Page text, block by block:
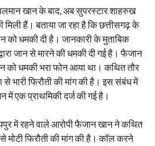
खान के बाद, अब सुपरस्टार शाहरुख
हैं। बताया जा रहा है कि छत्तीसगढ़ के
को धमकी दी है। जानकारी के मुताबिक
जान से मारने की धमकी दी गई है। फैजान
को धमकी भरा फोन आया था। कथित तौर
भारी फिरौती की मांग की है। इस संबंध में
में एक प्राथमिकी दर्ज की गई है।
में रहने वाले आरोपी फैजान खान ने कथित
मोटी फिरौती की मांग की है। कॉल करने